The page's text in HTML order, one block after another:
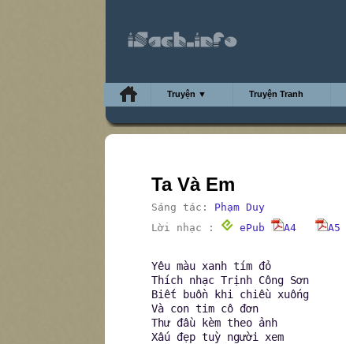
Truyện ▼ Truyện Tranh
Ta Và Em
Sáng tác: Phạm Duy
Lời nhạc :
ePub A4 A5
Yêu màu xanh tím đỏ
Thích nhạc Trịnh Công Sơn
Biết buồn khi chiều xuống
Và con tim cô đơn
Thư đầu kèm theo ảnh
Xấu đẹp tuỳ người xem